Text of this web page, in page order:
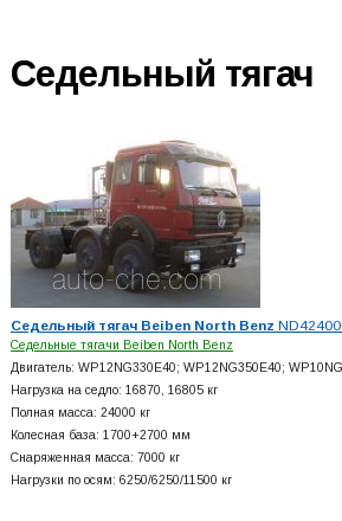
Седельный тягач
Седельный тягач Beiben North Benz
Седельные тягачи Beiben North Benz
Двигатель: WP12NG330E40; WP12NG350E40;
Нагрузка на седло: 16870, 16805 кг
Полная масса: 24000 кг
Колесная база: 1700+2700 мм
Снаряженная масса: 7000 кг
Нагрузки по осям: 6250/6250/11500 кг